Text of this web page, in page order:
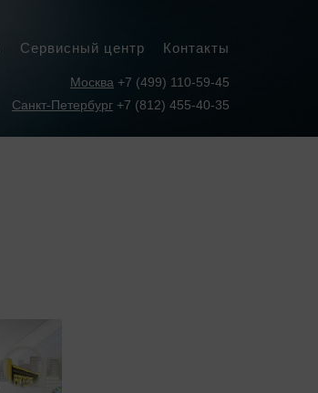
Сервисный центр Контакты
Москва +7 (499) 110-59-45
Санкт-Петербург +7 (812) 455-40-35